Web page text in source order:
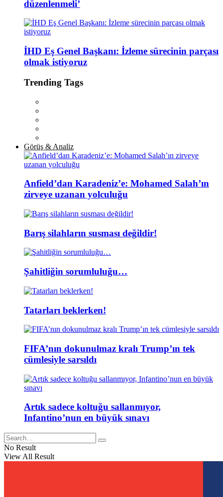
düzenlenmeli’
İHD Eş Genel Başkanı: İzleme sürecinin parçası
olmak istiyoruz
Trending Tags
Görüş & Analiz
Anfield’dan Karadeniz’e: Mohamed Salah’ın
zirveye uzanan yolculuğu
Barış silahların susması değildir!
Şahitliğin sorumluluğu…
Tatarları beklerken!
FIFA’nın dokunulmaz kralı Trump’ın tek
cümlesiyle sarsıldı
Artık sadece koltuğu sallanmıyor,
Infantino’nun en büyük sınavı
No Result
View All Result